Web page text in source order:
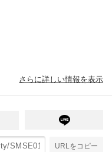
さらに詳しい情報を表示
URLをコピー